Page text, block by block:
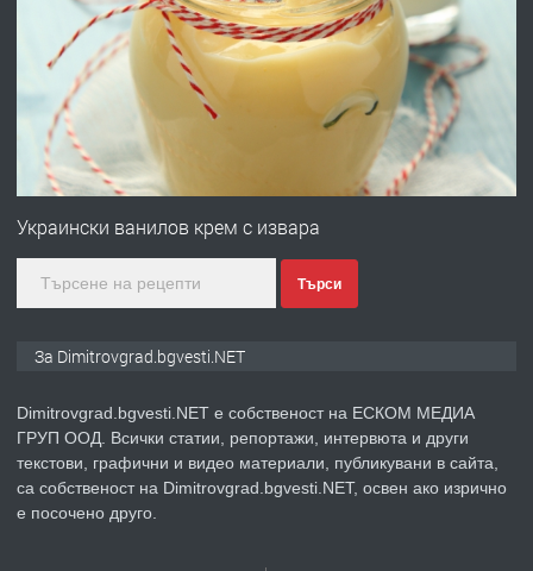
ПРЕДЛАГА
Отпушване на канали тоалетни
вертикални щрангове
преди 11 месеца
ПРЕДЛАГА Онлайн магазин за всички!
преди 2 месеца
ПРЕДЛАГА Къща в Странско
Украински ванилов крем с извара
Търси
За Dimitrovgrad.bgvesti.NET
Dimitrovgrad.bgvesti.NET е собственост на ЕСКОМ МЕДИА
ГРУП ООД. Всички статии, репортажи, интервюта и други
текстови, графични и видео материали, публикувани в сайта,
са собственост на Dimitrovgrad.bgvesti.NET, освен ако изрично
е посочено друго.